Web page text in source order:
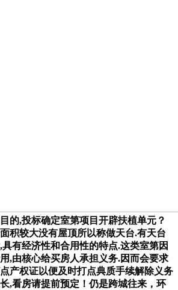
的,投标确定室第项目开辟扶植单元？
积较大没有屋顶所以称做天台.有天台
有经济性和合用性的特点.这类室第因
,由核心给买房人承担义务.因而会要求
产权证以便及时打点典质手续解除义务
,看房请提前预定！仍是跨城往来，环